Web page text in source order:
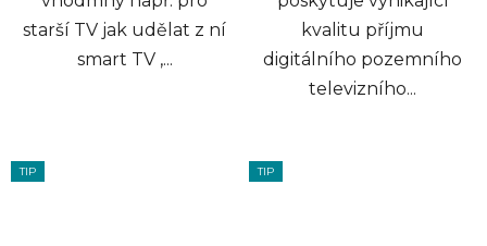
starší TV jak udělat z ní
smart TV ,...
kvalitu příjmu
digitálního pozemního
televizního...
TIP TIP